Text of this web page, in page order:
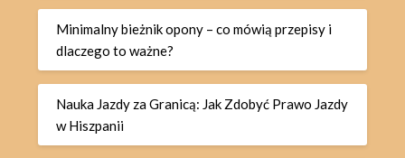
Minimalny bieżnik opony – co mówią przepisy i
dlaczego to ważne?
Nauka Jazdy za Granicą: Jak Zdobyć Prawo Jazdy
w Hiszpanii